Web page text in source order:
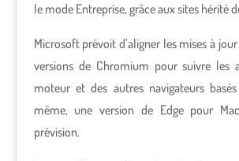
le mode Entreprise, grâce aux sites hérité
Microsoft prévoit d’aligner les mises à
versions de Chromium pour suivre les
moteur et des autres navigateurs
même, une version de Edge pour
prévision.